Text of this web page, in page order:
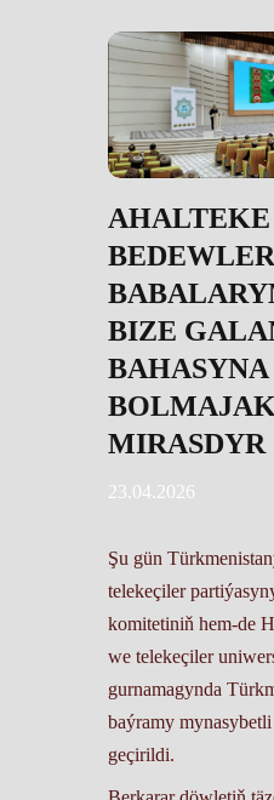
AHALTEKE
BIZE
MIRASDYR
23.04.2026
Şu gün
telekeçiler
komitetiniň hem-de
we telekeçiler
gurnamagynda
baýramy
geçirildi.